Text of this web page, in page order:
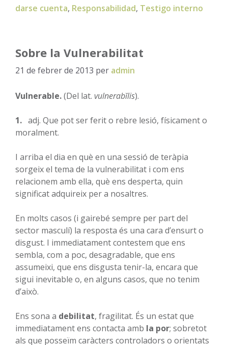
darse cuenta, Responsabilidad, Testigo interno
Sobre la Vulnerabilitat
21 de febrer de 2013 per admin
Vulnerable.(Del lat. vulnerabĭlis).
1. adj. Que pot ser ferit o rebre lesió, físicament o
moralment.
I arriba el dia en què en una sessió de teràpia
sorgeix el tema de la vulnerabilitat i com ens
relacionem amb ella, què ens desperta, quin
significat adquireix per a nosaltres.
En molts casos (i gairebé sempre per part del
sector masculí) la resposta és una cara d’ensurt o
disgust. I immediatament contestem que ens
sembla, com a poc, desagradable, que ens
assumeixi, que ens disgusta tenir-la, encara que
sigui inevitable o, en alguns casos, que no tenim
d’això.
Ens sona a debilitat, fragilitat. És un estat que
immediatament ens contacta amb la por; sobretot
als que posseïm caràcters controladors o orientats